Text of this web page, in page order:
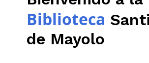
Biblioteca
de Mayolo